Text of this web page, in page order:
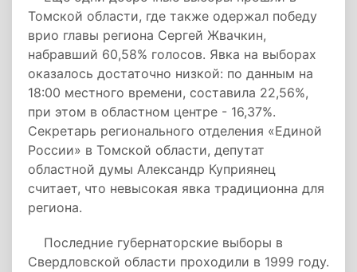
Томской области, где также одержал победу
врио главы региона Сергей Жвачкин,
набравший 60,58% голосов. Явка на выборах
оказалось достаточно низкой: по данным на
18:00 местного времени, составила 22,56%,
при этом в областном центре - 16,37%.
Секретарь регионального отделения «Единой
России» в Томской области, депутат
областной думы Александр Куприянец
считает, что невысокая явка традиционна для
региона.
Последние губернаторские выборы в
Свердловской области проходили в 1999 году.